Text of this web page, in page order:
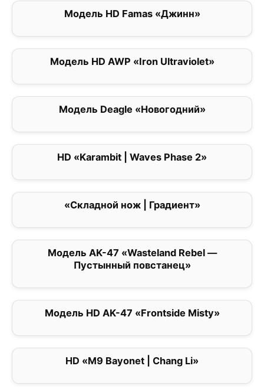
Модель HD Famas «Джинн»
Модель HD AWP «Iron Ultraviolet»
Модель Deagle «Новогодний»
HD «Karambit | Waves Phase 2»
«Складной нож | Градиент»
Модель AK-47 «Wasteland Rebel —
Пустынный повстанец»
Модель HD AK-47 «Frontside Misty»
HD «M9 Bayonet | Chang Li»